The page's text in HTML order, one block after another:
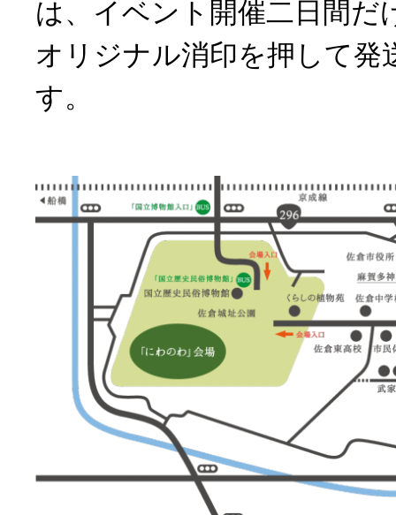
は、イベント開催二日間だ
オリジナル消印を押して発
す。